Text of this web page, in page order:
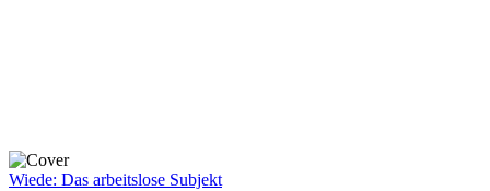
Wiede: Das arbeitslose Subjekt